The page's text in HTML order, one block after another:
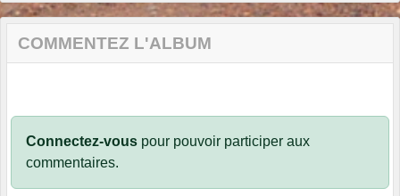
COMMENTEZ L'ALBUM
Connectez-vous pour pouvoir participer aux
commentaires.